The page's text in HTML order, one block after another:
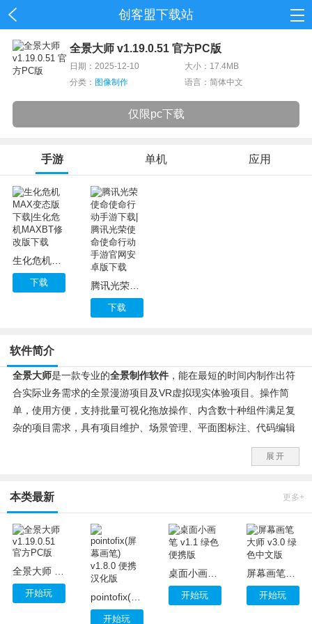
创客盟下载站
资讯
全景大师 v1.19.0.51 官方PC版
日期：2025-12-10
大小：17.4MB
分类： 图像制作 语言：简体中文
仅限pc下载
手游 单机 应用
生化危机MAX变态版下载|生化危机MAXBT修改版下载
下载 腾讯光荣使命使命行动手游下载|腾讯光荣使命使命行动手游官网安卓版下载
下载
软件简介
全景大师是一款专业的全景制作软件，能在最短的时间内制作出符
合实际业务需求的全景漫游项目及VR虚拟现实体验项目。操作简
单，使用方便，支持批量可视化拖放操作、内含数十种组件满足复
杂的项目需求，具有项目维护、场景管理、平面图标注、代码编辑
展开
本类最新 更多+
开始玩 pointofix(屏幕画笔) v1.8.0 便携汉化版
开始玩
桌面小画笔 v1.1 绿色便携版
开始玩
屏幕画笔大师 v3.0 绿色中文版
开始玩